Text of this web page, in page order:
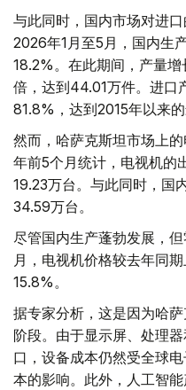
与此同时，国内市场对进口
2026年1月至5月，国内生
18.2%。在此期间，产量
倍，达到44.01万件。进口
81.8%，达到2015年以来的
然而，哈萨克斯坦市场上
年前5个月统计，电视机的
19.23万台。与此同时，国
34.59万台。
尽管国内生产蓬勃发展，
月，电视机价格较去年同
15.8%。
据专家分析，这是因为哈
阶段。由于显示屏、处理
口，设备成本仍然受全球
本的影响。此外，人工智